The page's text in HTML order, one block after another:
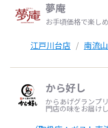
夢庵
お手頃価格で楽し
江戸川台店 南流
から好し
からあげグランプ
門店の味をお届けし